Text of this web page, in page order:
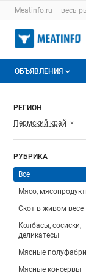
Раздел
Meatinfo.ru – весь
Авторизация
Навигация
ОБЪЯВЛЕНИЯ
Горячее
Заявки на
РЕГИОН
Пермский край
РУБРИКА
Все
Мясо,
Скот в живом весе
Колбасы, сосиски,
деликатесы
Мясные
Мясные консервы